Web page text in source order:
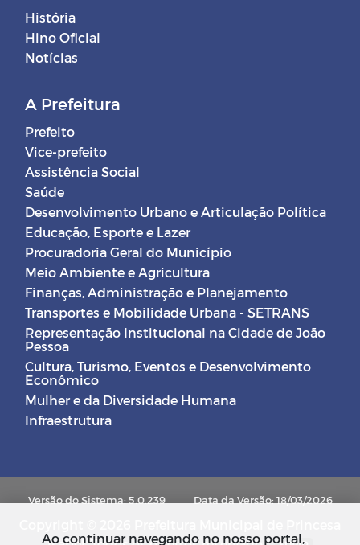
História
Hino Oficial
Notícias
A Prefeitura
Prefeito
Vice-prefeito
Assistência Social
Saúde
Desenvolvimento Urbano e Articulação Política
Educação, Esporte e Lazer
Procuradoria Geral do Município
Meio Ambiente e Agricultura
Finanças, Administração e Planejamento
Transportes e Mobilidade Urbana - SETRANS
Representação Institucional na Cidade de João
Pessoa
Cultura, Turismo, Eventos e Desenvolvimento
Econômico
Mulher e da Diversidade Humana
Infraestrutura
Versão do Sistema: 5.0.239 Data da Versão: 18/03/2026
Ao continuar navegando no nosso portal,